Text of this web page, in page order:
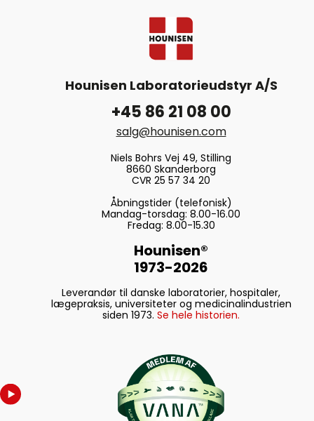
Hounisen Laboratorieudstyr A/S
+45 86 21 08 00
salg@hounisen.com
Niels Bohrs Vej 49, Stilling
8660 Skanderborg
CVR 25 57 34 20
Åbningstider (telefonisk)
Mandag-torsdag: 8.00-16.00
Fredag: 8.00-15.30
Hounisen®
1973-2026
Leverandør til danske laboratorier, hospitaler,
lægepraksis, universiteter og medicinalindustrien
siden 1973. Se hele historien.